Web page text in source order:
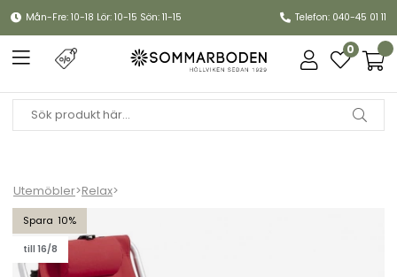
Mån-Fre: 10-18 Lör: 10-15 Sön: 11-15 Telefon: 040-45 01 11
0
Utemöbler>Relax>
10
till 16/8
ROXY Friluftsstol m kylbag/mobilficka alu - röd